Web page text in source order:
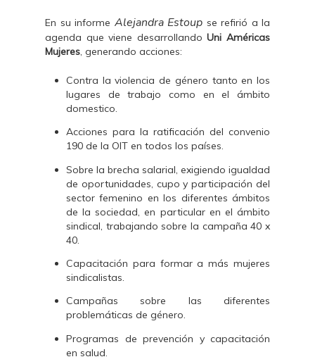
En su informe Alejandra Estoup se refirió a la
agenda que viene desarrollandoUni Américas
Mujeres, generando acciones:
Contra la violencia de género tanto en los
lugares de trabajo como en el ámbito
domestico.
Acciones para la ratificación del convenio
190 de la OIT en todos los países.
Sobre la brecha salarial, exigiendo igualdad
de oportunidades, cupo y participación del
sector femenino en los diferentes ámbitos
de la sociedad, en particular en el ámbito
sindical, trabajando sobre la campaña 40 x
40.
Capacitación para formar a más mujeres
sindicalistas.
Campañas sobre las diferentes
problemáticas de género.
Programas de prevención y capacitación
en salud.